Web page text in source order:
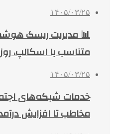
۱۴۰۵/۰۳/۲۵
📊 مدیریت ریسک
متناسب با اسکالپ،
۱۴۰۵/۰۳/۲۵
مخاطب تا افزایش